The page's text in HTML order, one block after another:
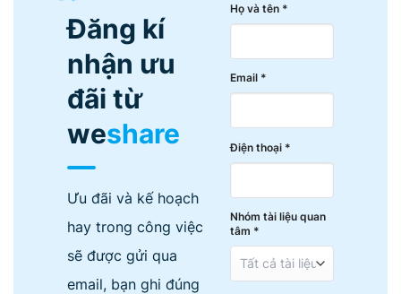
Đăng kí
nhận ưu
đãi từ
weshare
Ưu đãi và kế hoạch
hay trong công việc
sẽ được gửi qua
email, bạn ghi đúng
Họ và tên *
Email *
Điện thoại *
Nhóm tài liệu quan
tâm *